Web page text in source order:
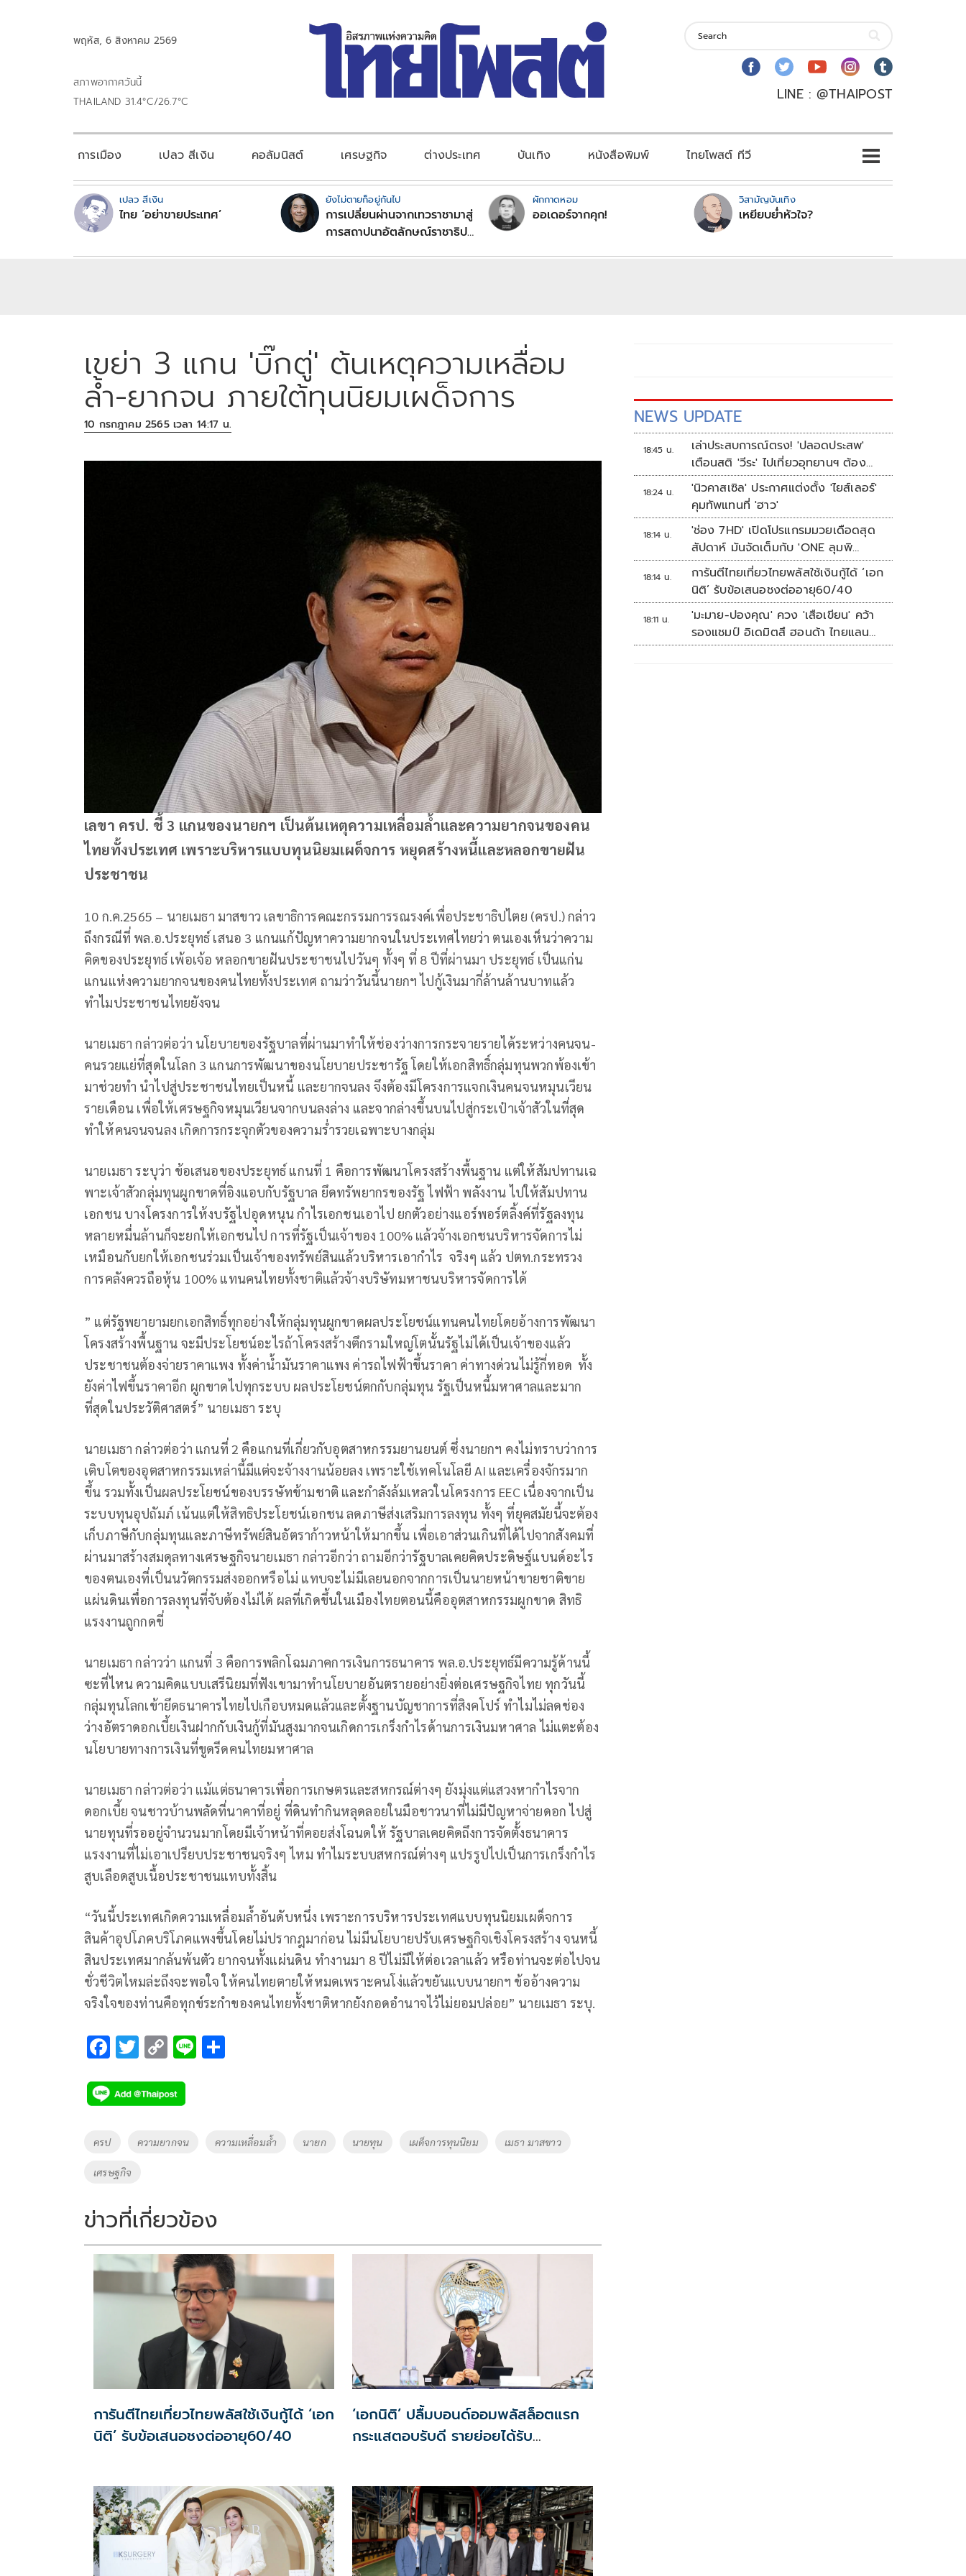
พฤหัส, 6 สิงหาคม 2569
สภาพอากาศวันนี้
THAILAND 31.4°C/26.7°C
LINE : @THAIPOST
การเมือง เปลว สีเงิน คอลัมนิสต์ เศรษฐกิจ ต่างประเทศ บันเทิง หนังสือพิมพ์ ไทยโพสต์ ทีวี
เปลว สีเงิน
ไทย ‘อย่าขายประเทศ’
ยังไม่ตายก็อยู่กันไป
การเปลี่ยนผ่านจากเทวราชามาสู่
การสถาปนาอัตลักษณ์ราชาธิป
ผักกาดหอม
ออเดอร์จากคุก!
วิสามัญบันเทิง
เหยียบย่ำหัวใจ?
เขย่า 3 แกน 'บิ๊กตู่' ต้นเหตุความเหลื่อม
ล้ำ-ยากจน ภายใต้ทุนนิยมเผด็จการ
10 กรกฎาคม 2565 เวลา 14:17 น.
เลขา ครป. ชี้ 3 แกนของนายกฯ เป็นต้นเหตุความเหลื่อมล้ำและความยากจนของคน
ไทยทั้งประเทศ เพราะบริหารแบบทุนนิยมเผด็จการ หยุดสร้างหนี้และหลอกขายฝัน
ประชาชน
10 ก.ค.2565 – นายเมธา มาสขาว เลขาธิการคณะกรรมการรณรงค์เพื่อประชาธิปไตย (ครป.) กล่าว
ถึงกรณีที่ พล.อ.ประยุทธ์ เสนอ 3 แกนแก้ปัญหาความยากจนในประเทศไทยว่า ตนเองเห็นว่าความ
คิดของประยุทธ์ เพ้อเจ้อ หลอกขายฝันประชาชนไปวันๆ ทั้งๆ ที่ 8 ปีที่ผ่านมา ประยุทธ์ เป็นแก่น
แกนแห่งความยากจนของคนไทยทั้งประเทศ ถามว่าวันนี้นายกฯ ไปกู้เงินมากี่ล้านล้านบาทแล้ว
ทำไมประชาชนไทยยังจน
นายเมธา กล่าวต่อว่า นโยบายของรัฐบาลที่ผ่านมาทำให้ช่องว่างการกระจายรายได้ระหว่างคนจน-
คนรวยแย่ที่สุดในโลก 3 แกนการพัฒนาของนโยบายประชารัฐ โดยให้เอกสิทธิ์กลุ่มทุนพวกพ้องเข้า
มาช่วยทำ นำไปสู่ประชาชนไทยเป็นหนี้ และยากจนลง จึงต้องมีโครงการแจกเงินคนจนหมุนเวียน
รายเดือน เพื่อให้เศรษฐกิจหมุนเวียนจากบนลงล่าง และจากล่างขึ้นบนไปสู่กระเป๋าเจ้าสัวในที่สุด
ทำให้คนจนจนลง เกิดการกระจุกตัวของความร่ำรวยเฉพาะบางกลุ่ม
นายเมธา ระบุว่า ข้อเสนอของประยุทธ์ แกนที่ 1 คือการพัฒนาโครงสร้างพื้นฐาน แต่ให้สัมปทานเฉ
พาะเจ้าสัวกลุ่มทุนผูกขาดที่อิงแอบกับรัฐบาล ยึดทรัพยากรของรัฐ ไฟฟ้า พลังงาน ไปให้สัมปทาน
เอกชน บางโครงการให้งบรัฐไปอุดหนุน กำไรเอกชนเอาไป ยกตัวอย่างแอร์พอร์ตลิ้งค์ที่รัฐลงทุน
หลายหมื่นล้านก็จะยกให้เอกชนไป การที่รัฐเป็นเจ้าของ 100% แล้วจ้างเอกชนบริหารจัดการไม่
เหมือนกับยกให้เอกชนร่วมเป็นเจ้าของทรัพย์สินแล้วบริหารเอากำไร จริงๆ แล้ว ปตท.กระทรวง
การคลังควรถือหุ้น 100% แทนคนไทยทั้งชาติแล้วจ้างบริษัทมหาชนบริหารจัดการได้
” แต่รัฐพยายามยกเอกสิทธิ์ทุกอย่างให้กลุ่มทุนผูกขาดผลประโยชน์แทนคนไทยโดยอ้างการพัฒนา
โครงสร้างพื้นฐาน จะมีประโยชน์อะไรถ้าโครงสร้างตึกรามใหญ่โตนั้นรัฐไม่ได้เป็นเจ้าของแล้ว
ประชาชนต้องจ่ายราคาแพง ทั้งค่าน้ำมันราคาแพง ค่ารถไฟฟ้าขึ้นราคา ค่าทางด่วนไม่รู้กี่ทอด ทั้ง
ยังค่าไฟขึ้นราคาอีก ผูกขาดไปทุกระบบ ผลประโยชน์ตกกับกลุ่มทุน รัฐเป็นหนี้มหาศาลและมาก
ที่สุดในประวัติศาสตร์” นายเมธา ระบุ
นายเมธา กล่าวต่อว่า แกนที่ 2 คือแกนที่เกี่ยวกับอุตสาหกรรมยานยนต์ ซึ่งนายกฯ คงไม่ทราบว่าการ
เติบโตของอุตสาหกรรมเหล่านี้มีแต่จะจ้างงานน้อยลง เพราะใช้เทคโนโลยี AI และเครื่องจักรมาก
ขึ้น รวมทั้งเป็นผลประโยชน์ของบรรษัทข้ามชาติ และกำลังล้มเหลวในโครงการ EEC เนื่องจากเป็น
ระบบทุนอุปถัมภ์ เน้นแต่ให้สิทธิประโยชน์เอกชน ลดภาษีส่งเสริมการลงทุน ทั้งๆ ที่ยุคสมัยนี้จะต้อง
เก็บภาษีกับกลุ่มทุนและภาษีทรัพย์สินอัตราก้าวหน้าให้มากขึ้น เพื่อเอาส่วนเกินที่ได้ไปจากสังคมที่
ผ่านมาสร้างสมดุลทางเศรษฐกิจนายเมธา กล่าวอีกว่า ถามอีกว่ารัฐบาลเคยคิดประดิษฐ์แบนด์อะไร
ของตนเองที่เป็นนวัตกรรมส่งออกหรือไม่ แทบจะไม่มีเลยนอกจากการเป็นนายหน้าขายชาติขาย
แผ่นดินเพื่อการลงทุนที่จับต้องไม่ได้ ผลที่เกิดขึ้นในเมืองไทยตอนนี้คืออุตสาหกรรมผูกขาด สิทธิ
แรงงานถูกกดขี่
นายเมธา กล่าวว่า แกนที่ 3 คือการพลิกโฉมภาคการเงินการธนาคาร พล.อ.ประยุทธ์มีความรู้ด้านนี้
ซะที่ไหน ความคิดแบบเสรีนิยมที่ฟังเขามาทำนโยบายอันตรายอย่างยิ่งต่อเศรษฐกิจไทย ทุกวันนี้
กลุ่มทุนโลกเข้ายึดธนาคารไทยไปเกือบหมดแล้วและตั้งฐานบัญชาการที่สิงคโปร์ ทำไมไม่ลดช่อง
ว่างอัตราดอกเบี้ยเงินฝากกับเงินกู้ที่มันสูงมากจนเกิดการเกร็งกำไรด้านการเงินมหาศาล ไม่แตะต้อง
นโยบายทางการเงินที่ขูดรีดคนไทยมหาศาล
นายเมธา กล่าวต่อว่า แม้แต่ธนาคารเพื่อการเกษตรและสหกรณ์ต่างๆ ยังมุ่งแต่แสวงหากำไรจาก
ดอกเบี้ย จนชาวบ้านพลัดที่นาคาที่อยู่ ที่ดินทำกินหลุดลอยในมือชาวนาที่ไม่มีปัญหาจ่ายดอก ไปสู่
นายทุนที่รออยู่จำนวนมากโดยมีเจ้าหน้าที่คอยส่งโฉนดให้ รัฐบาลเคยคิดถึงการจัดตั้งธนาคาร
แรงงานที่ไม่เอาเปรียบประชาชนจริงๆ ไหม ทำไมระบบสหกรณ์ต่างๆ แปรรูปไปเป็นการเกร็งกำไร
สูบเลือดสูบเนื้อประชาชนแทบทั้งสิ้น
“วันนี้ประเทศเกิดความเหลื่อมล้ำอันดับหนึ่ง เพราะการบริหารประเทศแบบทุนนิยมเผด็จการ
สินค้าอุปโภคบริโภคแพงขึ้นโดยไม่ปรากฎมาก่อน ไม่มีนโยบายปรับเศรษฐกิจเชิงโครงสร้าง จนหนี้
สินประเทศมากล้นพ้นตัว ยากจนทั้งแผ่นดิน ทำงานมา 8 ปีไม่มีให้ต่อเวลาแล้ว หรือท่านจะต่อไปจน
ชั่วชีวิตไหมล่ะถึงจะพอใจ ให้คนไทยตายให้หมดเพราะคนโง่แล้วขยันแบบนายกฯ ข้ออ้างความ
จริงใจของท่านคือทุกข์ระกำของคนไทยทั้งชาติหากยังกอดอำนาจไว้ไม่ยอมปล่อย” นายเมธา ระบุ.
F
e
b
o
o
k
T
tt
er
C
p
y
Li
Li
Tags
ครป ความยากจน ความเหลื่อมล้ำ นายก นายทุน เผด็จการทุนนิยม เมธา มาสขาว
เศรษฐกิจ
ข่าวที่เกี่ยวข้อง
การันตีไทยเที่ยวไทยพลัสใช้เงินกู้ได้ ‘เอก
นิติ’ รับข้อเสนอชงต่ออายุ60/40
‘เอกนิติ’ ปลื้มบอนด์ออมพลัสล็อตแรก
กระแสตอบรับดี รายย่อยได้รับ
NEWS UPDATE
18:45 น.
เล่าประสบการณ์ตรง! 'ปลอดประสพ'
เตือนสติ 'วีระ' ไปเที่ยวอุทยานฯ ต้อง
ยอมรับธรรมชาติดิบๆให้ได้
18:24 น.
'นิวคาสเซิล' ประกาศแต่งตั้ง 'ไยส์เลอร์'
คุมทัพแทนที่ 'ฮาว'
18:14 น.
'ช่อง 7HD' เปิดโปรแกรมมวยเดือดสุด
สัปดาห์ มันจัดเต็มกับ 'ONE ลุมพิ
นี 165-มวยไทย 7 สี'
18:14 น.
การันตีไทยเที่ยวไทยพลัสใช้เงินกู้ได้ ‘เอก
นิติ’ รับข้อเสนอชงต่ออายุ60/40
18:11 น.
'มะมาย-ปองคุณ' ควง 'เสือเขียน' คว้า
รองแชมป์ อิเดมิตสึ ฮอนด้า ไทยแลนด์
ทาเลนต์ คัพ สนาม 3